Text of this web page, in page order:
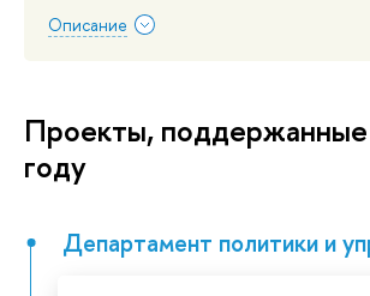
Описание
Проекты,
году
Департамент политики и